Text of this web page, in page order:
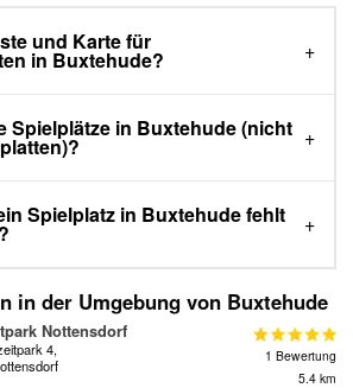
und Karte für
in Buxtehude?
Spielplätze in Buxtehude (nicht
Spielplatz in Buxtehude fehlt
in der Umgebung von Buxtehude
Nottensdorf
4,
1 Bewertung
5.4 km